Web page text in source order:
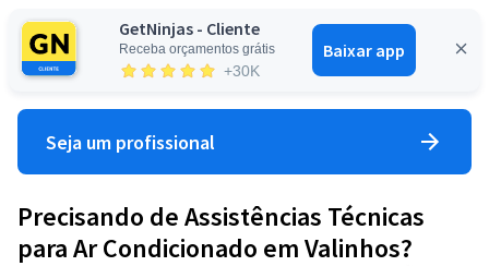
GetNinjas - Cliente
Receba orçamentos grátis
+30K
Baixar app
Entrar
Seja um profissional
Precisando de Assistências Técnicas
para Ar Condicionado em Valinhos?